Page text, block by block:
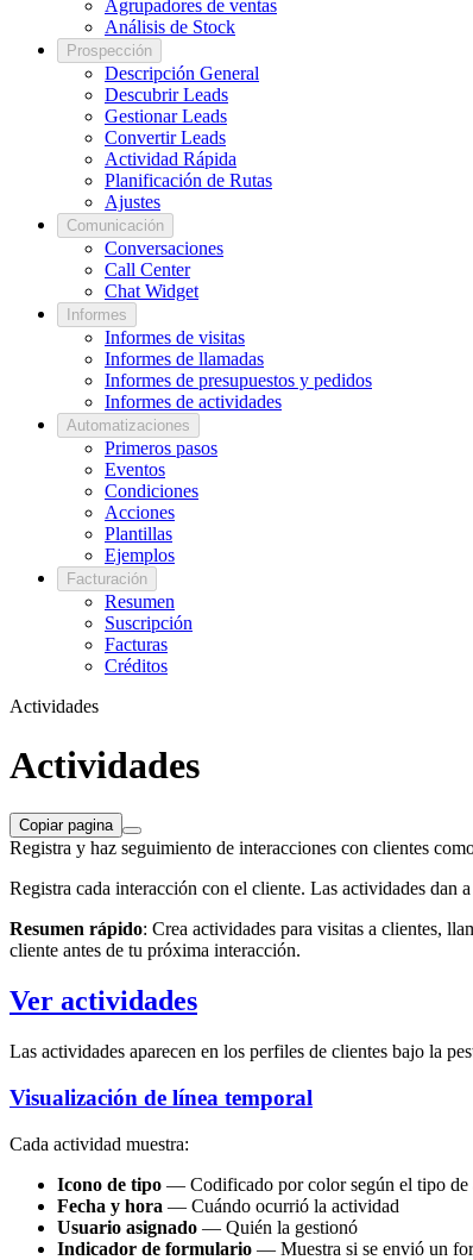
Agrupadores de ventas
Análisis de Stock
Prospección
Descripción General
Descubrir Leads
Gestionar Leads
Convertir Leads
Actividad Rápida
Planificación de Rutas
Ajustes
Comunicación
Conversaciones
Call Center
Chat Widget
Informes
Informes de visitas
Informes de llamadas
Informes de presupuestos y pedidos
Informes de actividades
Automatizaciones
Primeros pasos
Eventos
Condiciones
Acciones
Plantillas
Ejemplos
Facturación
Resumen
Suscripción
Facturas
Créditos
Actividades
Actividades
Copiar pagina
Registra y haz seguimiento de interacciones con clientes
Registra cada interacción con el cliente. Las actividades
Resumen rápido: Crea actividades para visitas a clientes,
cliente antes de tu próxima interacción.
Ver actividades
Las actividades aparecen en los perfiles de clientes bajo la
Visualización de línea temporal
Cada actividad muestra:
Icono de tipo — Codificado por color según el tipo de
Fecha y hora — Cuándo ocurrió la actividad
Usuario asignado — Quién la gestionó
Indicador de formulario — Muestra si se envió un